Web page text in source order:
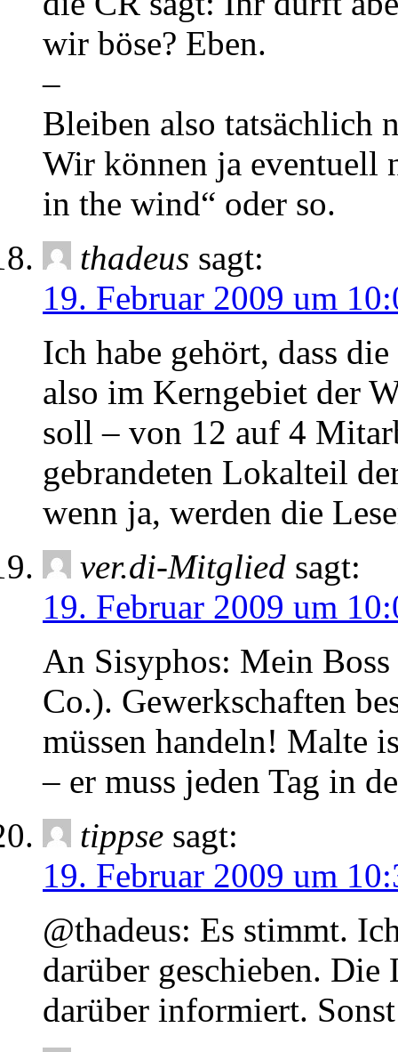
wir böse? Eben.
–
Bleiben also tatsächlich
Wir können ja eventuell
in the wind“ oder so.
thadeus sagt:
19. Februar 2009 um
Ich habe gehört, dass
also im Kerngebiet der
soll – von 12 auf 4
gebrandeten Lokalteil
wenn ja, werden die
ver.di-Mitglied sagt:
19. Februar 2009 um
An Sisyphos: Mein
Co.). Gewerkschaften
müssen handeln! Malte
– er muss jeden Tag in
tippse sagt:
19. Februar 2009 um
@thadeus: Es stimmt.
darüber geschieben.
darüber informiert.